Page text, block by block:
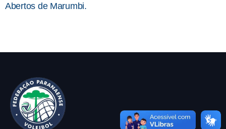
Abertos de Marumbi.